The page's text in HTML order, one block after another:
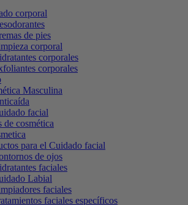
corporal
de pies
corporal
corporales
corporales
Masculina
facial
de cosmética
para el Cuidado facial
de ojos
faciales
Labial
faciales
faciales específicos